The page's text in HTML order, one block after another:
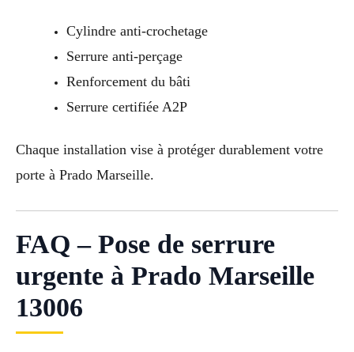
Cylindre anti-crochetage
Serrure anti-perçage
Renforcement du bâti
Serrure certifiée A2P
Chaque installation vise à protéger durablement votre
porte à Prado Marseille.
FAQ – Pose de serrure
urgente à Prado Marseille
13006